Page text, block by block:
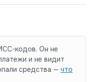
кодов. Он не
и не видит
средства — что